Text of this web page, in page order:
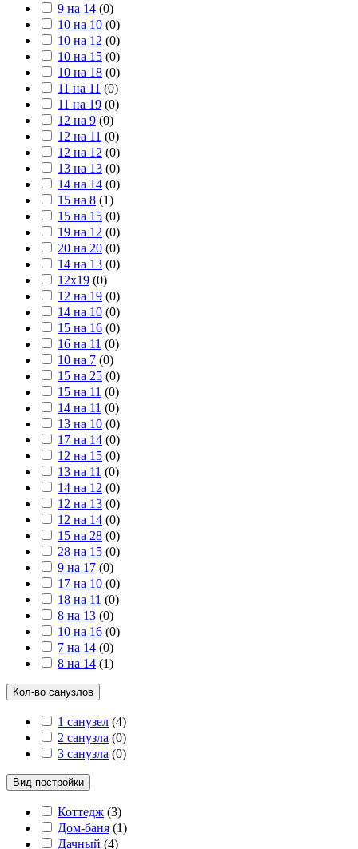
9 на 14 (0)
10 на 10 (0)
10 на 12 (0)
10 на 15 (0)
10 на 18 (0)
11 на 11 (0)
11 на 19 (0)
12 на 9 (0)
12 на 11 (0)
12 на 12 (0)
13 на 13 (0)
14 на 14 (0)
15 на 8 (1)
15 на 15 (0)
19 на 12 (0)
20 на 20 (0)
14 на 13 (0)
12х19 (0)
12 на 19 (0)
14 на 10 (0)
15 на 16 (0)
16 на 11 (0)
10 на 7 (0)
15 на 25 (0)
15 на 11 (0)
14 на 11 (0)
13 на 10 (0)
17 на 14 (0)
12 на 15 (0)
13 на 11 (0)
14 на 12 (0)
12 на 13 (0)
12 на 14 (0)
15 на 28 (0)
28 на 15 (0)
9 на 17 (0)
17 на 10 (0)
18 на 11 (0)
8 на 13 (0)
10 на 16 (0)
7 на 14 (0)
8 на 14 (1)
Кол-во санузлов
1 санузел (4)
2 санузла (0)
3 санузла (0)
Вид постройки
Коттедж (3)
Дом-баня (1)
Дачный (4)